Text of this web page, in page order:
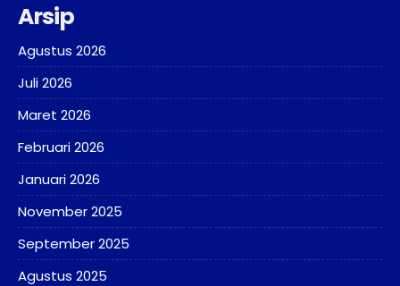
Sejarah dan Identitas Sekolah
Visi, Misi dan Tujuan Sekolah
Stuktur Organisasi Sekolah
Kurikulum
Kesiswaan
Kehumasan
Sarana Prasarana
BERITA
DIREKTORI
PPID
SKM
PERPUSTAKAAN
ADIWIYATA
TATA TERTIB
GALERI
LAYANAN
E-Rapor
Penelitian
Persuratan, Legalisir
ALUMNI
Arsip
Agustus 2026
Juli 2026
Maret 2026
Februari 2026
Januari 2026
November 2025
September 2025
Agustus 2025